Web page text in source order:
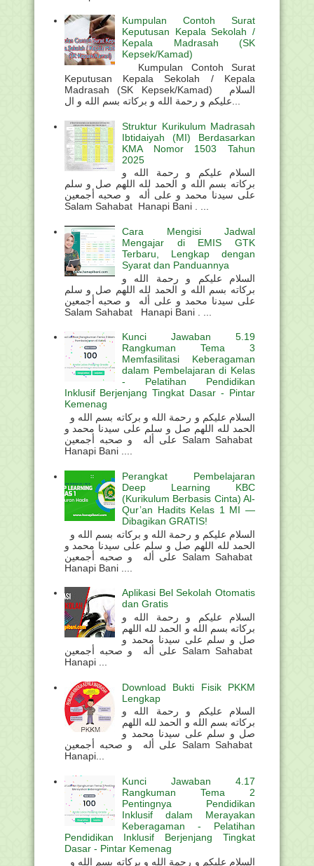
Kumpulan Contoh Surat
Keputusan Kepala Sekolah /
Kepala Madrasah (SK
Kepsek/Kamad)
Kumpulan Contoh Surat
Keputusan Kepala Sekolah / Kepala
Madrasah (SK Kepsek/Kamad) السلام
Struktur Kurikulum Madrasah
Ibtidaiyah (MI) Berdasarkan
KMA Nomor 1503 Tahun
2025
السلام عليكم و رحمة الله و
بركاته بسم الله و الحمد لله اللهم صل و سلم
على سيدنا محمد و على أله و صحبه أجمعين
Salam Sahabat Hanapi Bani . ...
Cara Mengisi Jadwal
Mengajar di EMIS GTK
Terbaru, Lengkap dengan
Syarat dan Panduannya
السلام عليكم و رحمة الله و
بركاته بسم الله و الحمد لله اللهم صل و سلم
على سيدنا محمد و على أله و صحبه أجمعين
Salam Sahabat Hanapi Bani . ...
Kunci Jawaban 5.19
Rangkuman Tema 3
Memfasilitasi Keberagaman
dalam Pembelajaran di Kelas
- Pelatihan Pendidikan
Inklusif Berjenjang Tingkat Dasar - Pintar
Kemenag
الحمد لله اللهم صل و سلم على سيدنا محمد و
على أله و صحبه أجمعين Salam Sahabat
Hanapi Bani ....
Perangkat Pembelajaran
Deep Learning KBC
(Kurikulum Berbasis Cinta) Al-
Qur’an Hadits Kelas 1 MI —
Dibagikan GRATIS!
الحمد لله اللهم صل و سلم على سيدنا محمد و
على أله و صحبه أجمعين Salam Sahabat
Hanapi Bani ....
Aplikasi Bel Sekolah Otomatis
dan Gratis
السلام عليكم و رحمة الله و
بركاته بسم الله و الحمد لله اللهم
صل و سلم على سيدنا محمد و
على أله و صحبه أجمعين Salam Sahabat
Hanapi ...
Download Bukti Fisik PKKM
Lengkap
السلام عليكم و رحمة الله و
بركاته بسم الله و الحمد لله اللهم
صل و سلم على سيدنا محمد و
على أله و صحبه أجمعين Salam Sahabat
Hanapi...
Kunci Jawaban 4.17
Rangkuman Tema 2
Pentingnya Pendidikan
Inklusif dalam Merayakan
Keberagaman - Pelatihan
Pendidikan Inklusif Berjenjang Tingkat
Dasar - Pintar Kemenag